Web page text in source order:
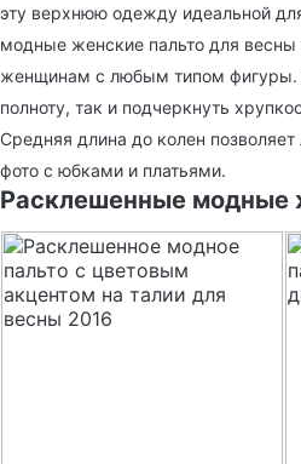
эту верхнюю одежду идеальной
модные женские пальто для весны
женщинам с любым типом фигуры.
полноту, так и подчеркнуть
Средняя длина до колен позволяет
фото с юбками и платьями.
Расклешенные модные